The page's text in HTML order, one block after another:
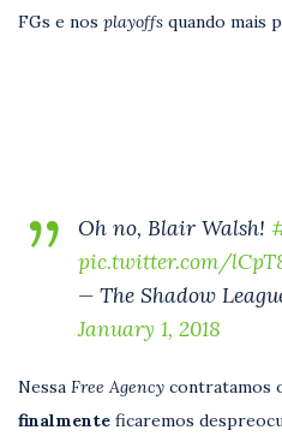
FGs e nos playoffs quando mais
Oh no, Blair Walsh!
pic.twitter.com/
— The Shadow
January 1, 2018
Nessa Free Agency contratamos
finalmente ficaremos